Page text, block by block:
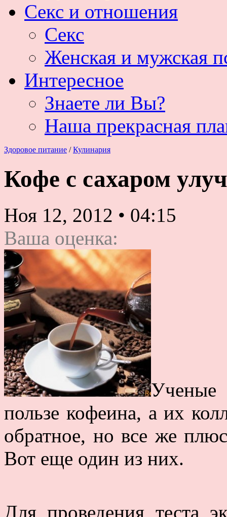
Секс и отношения
Секс
Женская и мужская
Интересное
Знаете ли Вы?
Наша прекрасная
Здоровое питание / Кулинария
Кофе с сахаром
Ноя 12, 2012 • 04:15
Ваша оценка:
пользе кофеина, а их
обратное, но все же
Вот еще один из них.
Для проведения теста